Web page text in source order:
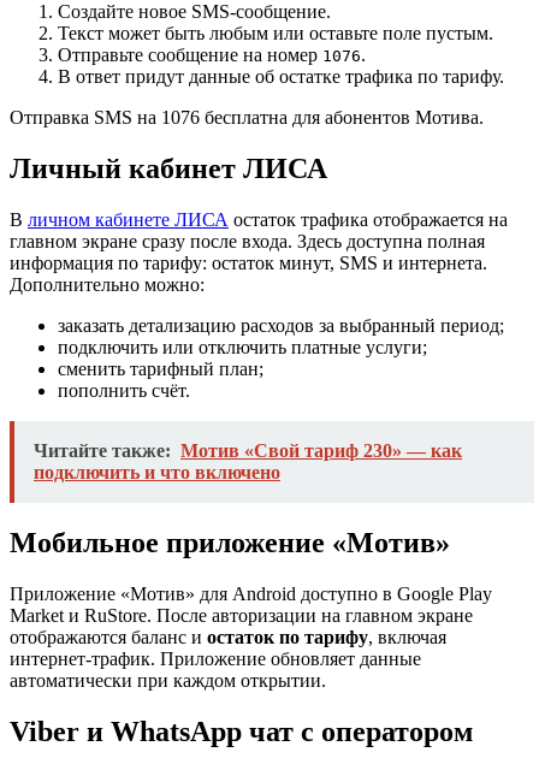
Создайте новое SMS-сообщение.
Текст может быть любым или оставьте поле пустым.
Отправьте сообщение на номер 1076.
В ответ придут данные об остатке трафика по тарифу.
Отправка SMS на 1076 бесплатна для абонентов Мотива.
Личный кабинет ЛИСА
В личном кабинете ЛИСА остаток трафика отображается на
главном экране сразу после входа. Здесь доступна полная
информация по тарифу: остаток минут, SMS и интернета.
Дополнительно можно:
заказать детализацию расходов за выбранный период;
подключить или отключить платные услуги;
сменить тарифный план;
пополнить счёт.
Читайте также: Мотив «Свой тариф 230» — как
подключить и что включено
Мобильное приложение «Мотив»
Приложение «Мотив» для Android доступно в Google Play
Market и RuStore. После авторизации на главном экране
отображаются баланс и остаток по тарифу, включая
интернет-трафик. Приложение обновляет данные
автоматически при каждом открытии.
Viber и WhatsApp чат с оператором